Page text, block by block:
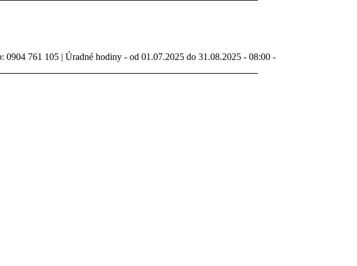
0904 761 105 | Úradné hodiny - od 01.07.2025 do 31.08.2025 - 08:00 -